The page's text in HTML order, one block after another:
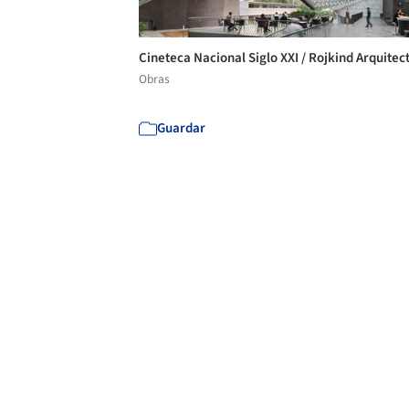
Cineteca Nacional Siglo XXI / Rojkind
Obras
Guardar